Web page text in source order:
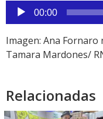
Reproductor
de
audio
00:00
Imagen: Ana Fornaro
Tamara Mardones/
Relacionadas